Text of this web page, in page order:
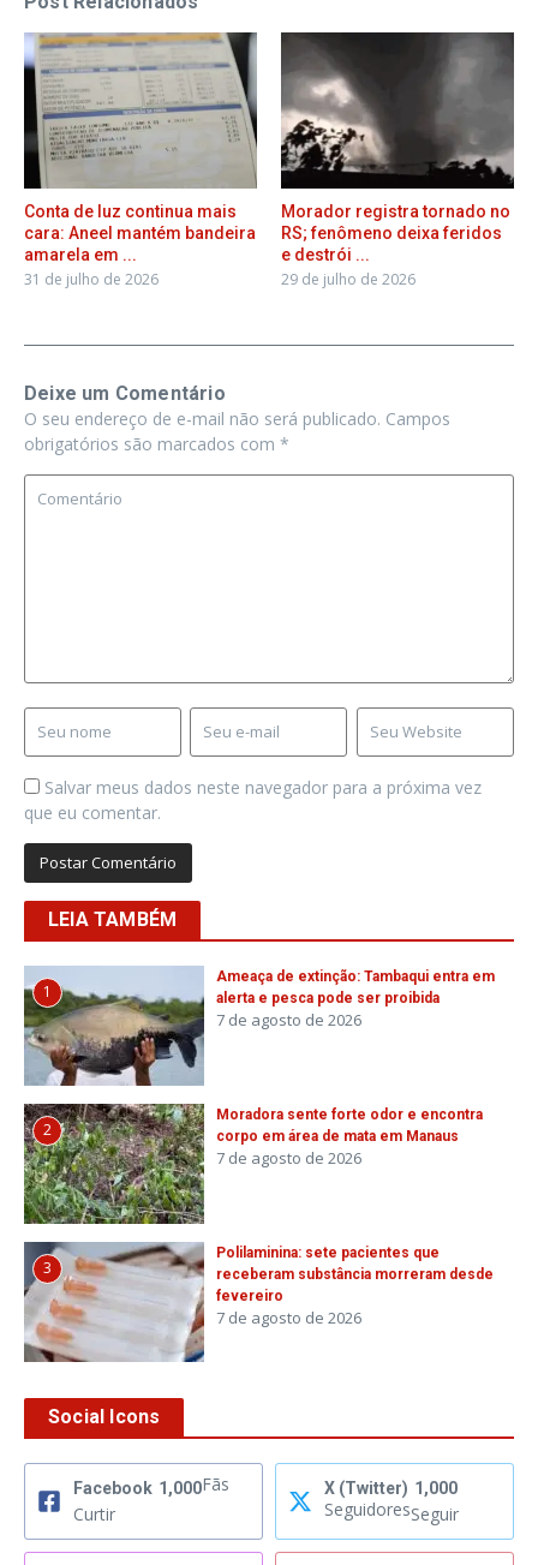
Conta de luz continua mais
cara: Aneel mantém bandeira
amarela em ...
31 de julho de 2026
Morador registra tornado no
RS; fenômeno deixa feridos
e destrói ...
29 de julho de 2026
Deixe um Comentário
O seu endereço de e-mail não será publicado. Campos
obrigatórios são marcados com *
Salvar meus dados neste navegador para a próxima vez
que eu comentar.
LEIA TAMBÉM
1
Ameaça de extinção: Tambaqui entra em
alerta e pesca pode ser proibida
7 de agosto de 2026
2
Moradora sente forte odor e encontra
corpo em área de mata em Manaus
7 de agosto de 2026
3
Polilaminina: sete pacientes que
receberam substância morreram desde
fevereiro
7 de agosto de 2026
Social Icons
Facebook 1,000Fãs
Curtir
X (Twitter) 1,000
SeguidoresSeguir